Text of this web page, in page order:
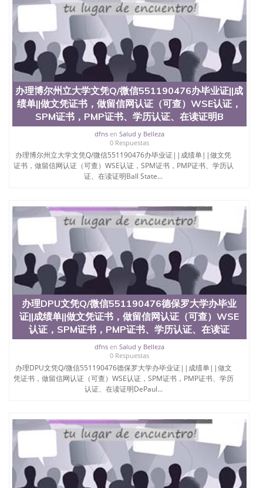
办理博尔州立大学文凭Q/微信551190476办毕业证||成
绩单||做文凭证书，做留信网认证（可查）WSE认证，
SPM证书，PMP证书、学历认证、在读证明B
dfnsen Salud y Belleza
0 Respuestas
办理博尔州立大学文凭Q/微信551190476办毕业证||成绩单||做文凭
证书，做留信网认证（可查）WSE认证，SPM证书，PMP证书、学历认
证、在读证明Ball State...
办理DPU文凭Q/微信551190476德保罗大学办毕业
证||成绩单||做文凭证书，做留信网认证（可查）WSE
认证，SPM证书，PMP证书、学历认证、在读证
dfnsen Salud y Belleza
0 Respuestas
办理DPU文凭Q/微信551190476德保罗大学办毕业证||成绩单||做文
凭证书，做留信网认证（可查）WSE认证，SPM证书，PMP证书、学历
认证、在读证明DePaul...